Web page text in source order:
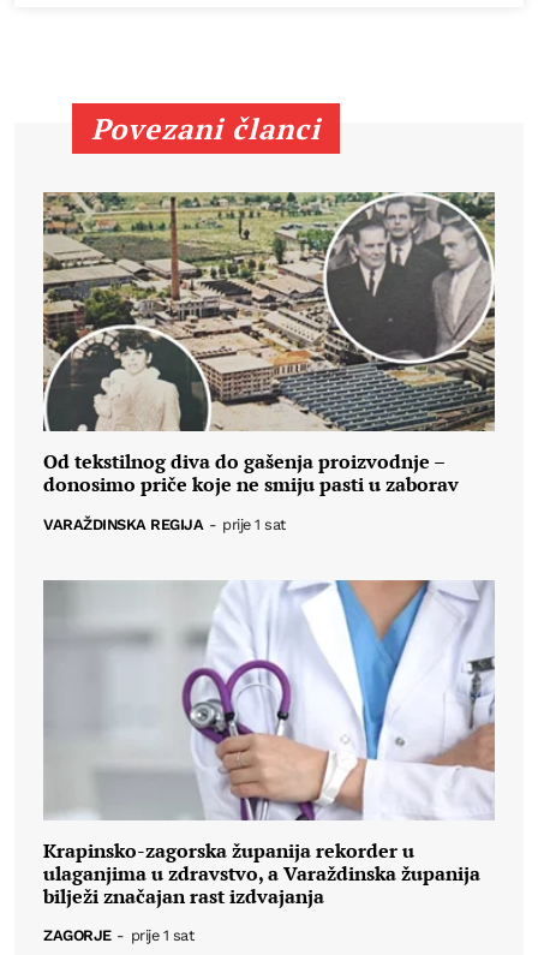
Povezani članci
Od tekstilnog diva do gašenja proizvodnje –
donosimo priče koje ne smiju pasti u zaborav
VARAŽDINSKA REGIJA - prije 1 sat
Krapinsko-zagorska županija rekorder u
ulaganjima u zdravstvo, a Varaždinska županija
bilježi značajan rast izdvajanja
ZAGORJE - prije 1 sat